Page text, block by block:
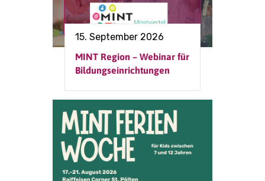
15. September 2026
MINT Region – Webinar für
Bildungseinrichtungen